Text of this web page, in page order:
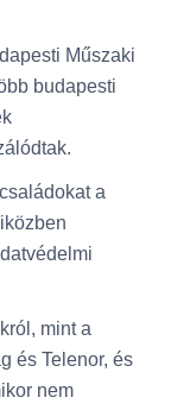
Műszaki
budapesti
a
mint a
és Telenor, és
nem